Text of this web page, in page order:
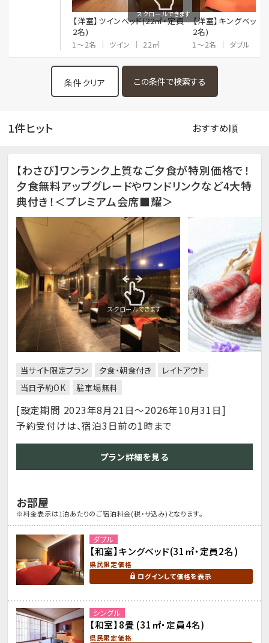
【洋室】ツインベッド(22㎡・定員
2名)
1～2名 ツイン 22㎡
【洋室】キングベッド
2名)
1～2名 ダブル
スクロールできます
条件クリア
1件ヒット
【わさび】ワンランク上質なご夕食が特別価格で！
夕食無料アップグレードやワンドリンクなど4大特
典付き！＜プレミアム会席■耀＞
スクロールできます
当サイト限定プラン 夕食・朝食付き
レイトアウト
当日予約OK
駐車場無料
[設定期間 2023年8月21日～2026年10月31日]
予約受付けは、宿泊3日前の1時まで
プラン詳細を見る
お部屋
※料金表示は1泊あたりのご宿泊料金(税・サ込み)となります。
ダブル
【和室】キングベッド(31㎡・定員2名)
県民限定価格
ログインして価格を表示
シングル
【和室】8畳 (31㎡・定員4名)
県民限定価格